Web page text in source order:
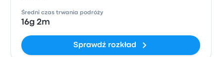
Średni czas trwania podróży
16g 2m
Sprawdź rozkład